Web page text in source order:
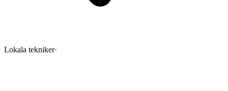
Lokala tekniker·